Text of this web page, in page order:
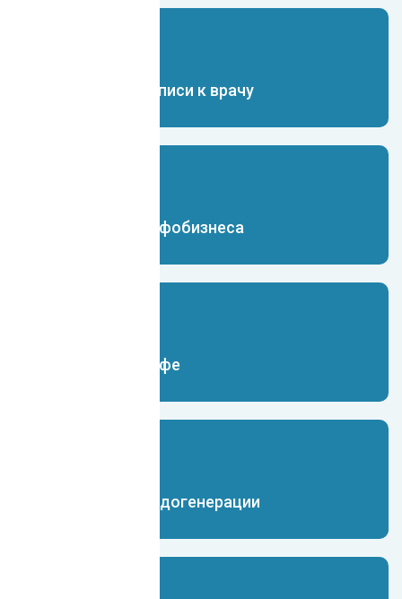
Чат-бот для записи к врачу
Чат-бот для инфобизнеса
Чат-бот для кафе
Чат-бот для лидогенерации